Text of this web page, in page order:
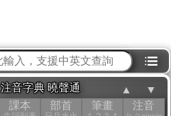
⁝☰
注音字典 曉聲通
課本 部首 筆畫 注音
▲ ▼